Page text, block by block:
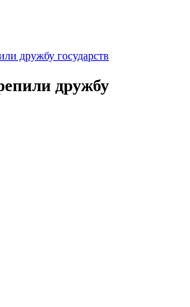
дружбу государств
дружбу